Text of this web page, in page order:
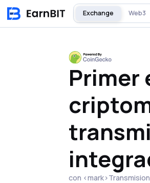
Exchange Web3
Primer
con